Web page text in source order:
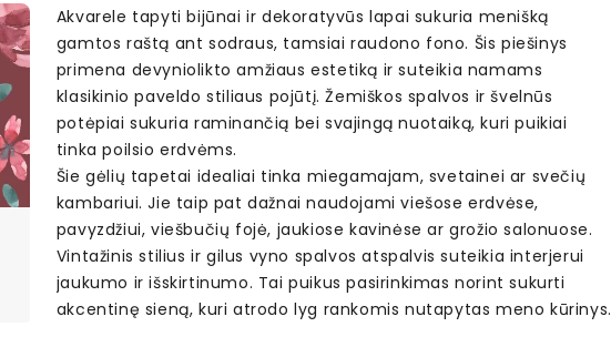
Akvarele tapyti bijūnai ir dekoratyvūs lapai sukuria menišką
gamtos raštą ant sodraus, tamsiai raudono fono. Šis piešinys
primena devyniolikto amžiaus estetiką ir suteikia namams
klasikinio paveldo stiliaus pojūtį. Žemiškos spalvos ir švelnūs
potėpiai sukuria raminančią bei svajingą nuotaiką, kuri puikiai
tinka poilsio erdvėms.
Šie gėlių tapetai idealiai tinka miegamajam, svetainei ar svečių
kambariui. Jie taip pat dažnai naudojami viešose erdvėse,
pavyzdžiui, viešbučių fojė, jaukiose kavinėse ar grožio salonuose.
Vintažinis stilius ir gilus vyno spalvos atspalvis suteikia interjerui
jaukumo ir išskirtinumo. Tai puikus pasirinkimas norint sukurti
akcentinę sieną, kuri atrodo lyg rankomis nutapytas meno kūrinys.